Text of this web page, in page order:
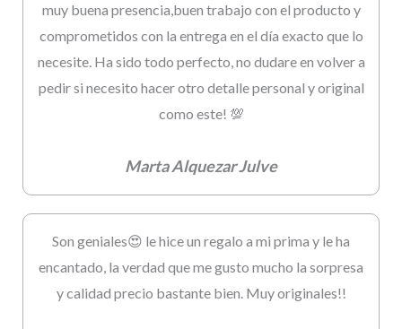
muy buena presencia,buen trabajo con el producto y
comprometidos con la entrega en el día exacto que lo
necesite. Ha sido todo perfecto, no dudare en volver a
pedir si necesito hacer otro detalle personal y original
como este! 💯
Marta Alquezar Julve
Son geniales😍 le hice un regalo a mi prima y le ha
encantado, la verdad que me gusto mucho la sorpresa
y calidad precio bastante bien. Muy originales!!